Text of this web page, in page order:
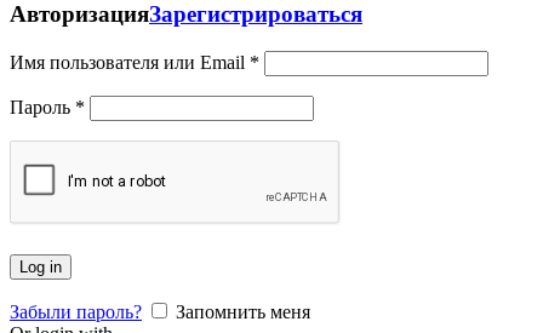
АвторизацияЗарегистрироваться
Имя пользователя или Email *
Пароль *
Log in
Забыли пароль?
Запомнить меня